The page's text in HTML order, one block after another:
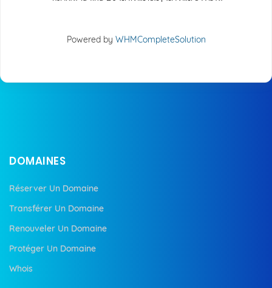
Powered by WHMCompleteSolution
DOMAINES
Réserver Un Domaine
Transférer Un Domaine
Renouveler Un Domaine
Protéger Un Domaine
Whois